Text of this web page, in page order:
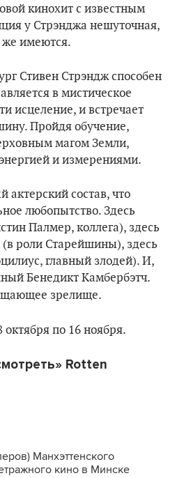
кинохит с известным
у Стрэнджа нешуточная,
же имеются.
Стивен Стрэндж способен
в мистическое
исцеление, и встречает
Пройдя обучение,
магом Земли,
и измерениями.
актерский состав, что
любопытство. Здесь
Палмер, коллега), здесь
роли Старейшины), здесь
главный злодей). И,
Бенедикт Камбербэтч.
зрелище.
октября по 16 ноября.
Rotten
Манхэттенского
кино в Минске